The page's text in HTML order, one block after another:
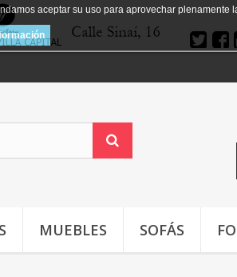
aceptar su uso para aprovechar plenamente
MUEBLES SOFÁS